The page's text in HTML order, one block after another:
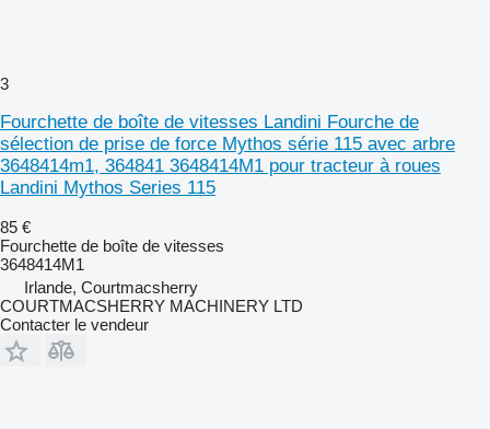
3
Fourchette de boîte de vitesses Landini Fourche de
sélection de prise de force Mythos série 115 avec arbre
3648414m1, 364841 3648414M1 pour tracteur à roues
Landini Mythos Series 115
85 €
Fourchette de boîte de vitesses
3648414M1
Irlande, Courtmacsherry
COURTMACSHERRY MACHINERY LTD
Contacter le vendeur